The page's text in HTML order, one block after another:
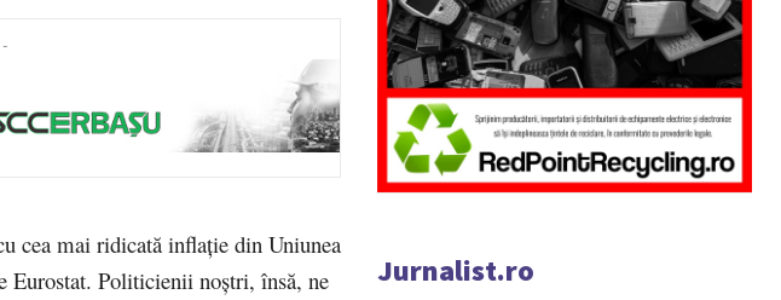
-
cea mai ridicată inflaţie din Uniunea
Eurostat. Politicienii noștri, însă, ne
Jurnalist.ro